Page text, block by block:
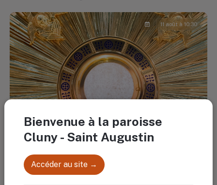
Adoration eucharistique
11 août à 10:30
Bienvenue à la paroisse
Cluny - Saint Augustin
Accéder au site →